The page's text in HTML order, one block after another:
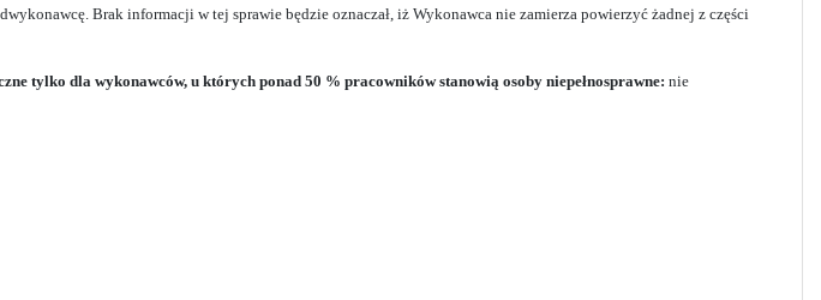
Brak informacji w tej sprawie będzie oznaczał, iż Wykonawca nie zamierza powierzyć żadnej z części
tylko dla wykonawców, u których ponad 50 % pracowników stanowią osoby niepełnosprawne: nie